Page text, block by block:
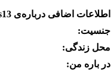
اطلاعات اضافی درباره‌ی mohsenas13
جنسیت:
محل زندگی:
در باره من: